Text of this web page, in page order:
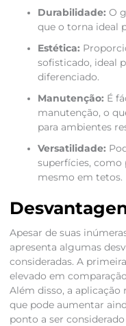
Durabilidade: O
que o torna ideal
Estética:
sofisticado, ideal
diferenciado.
Manutenção: É
manutenção, o
para ambientes
Versatilidade:
superfícies, como
mesmo em tetos.
Apesar de suas
apresenta algumas
consideradas. A
elevado em
Além disso, a aplicação
que pode aumentar
ponto a ser